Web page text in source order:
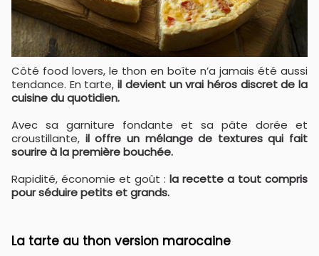
Côté food lovers, le thon en boîte n’a jamais été aussi
tendance. En tarte,il devient un vrai héros discret de la
cuisine du quotidien.
Avec sa garniture fondante et sa pâte dorée et
croustillante, il offre un mélange de textures qui fait
sourire à la première bouchée.
Rapidité, économie et goût : la recette a tout compris
pour séduire petits et grands.
La tarte au thon version marocaine